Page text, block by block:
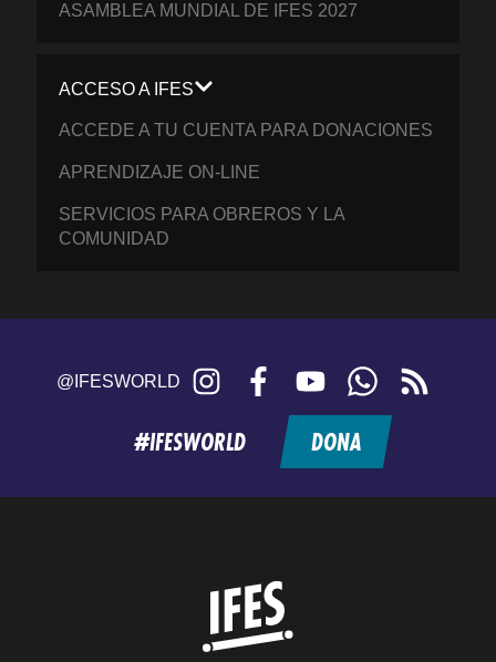
ASAMBLEA MUNDIAL DE IFES 2027
ACCESO A IFES
ACCEDE A TU CUENTA PARA DONACIONES
APRENDIZAJE ON-LINE
SERVICIOS PARA OBREROS Y LA
COMUNIDAD
@IFESWORLD Instagram FacebookYouTubeWhatsApp
feed
#IFESWORLD DONA